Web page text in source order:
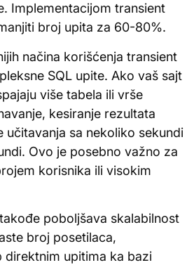
Implementacijom transient
broj upita za 60-80%.
načina korišćenja transient
SQL upite. Ako vaš sajt
više tabela ili vrše
kesiranje rezultata
učitavanja sa nekoliko sekundi
Ovo je posebno važno za
korisnika ili visokim
poboljšava skalabilnost
broj posetilaca,
direktnim upitima ka bazi